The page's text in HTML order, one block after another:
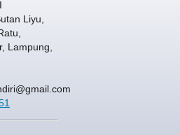
Liyu,
Lampung,